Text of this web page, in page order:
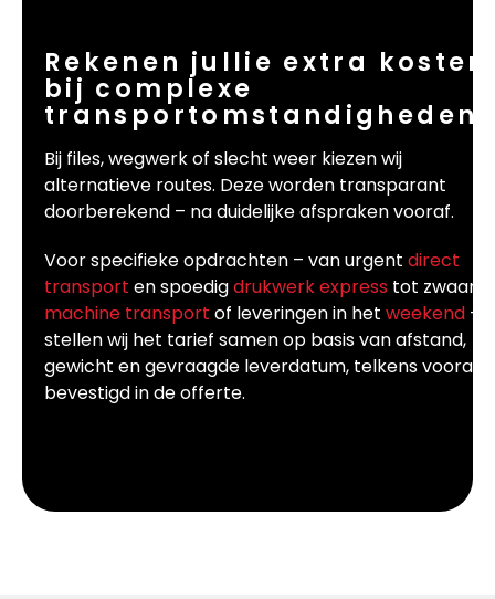
Rekenen jullie extra kosten
bij complexe
transportomstandigheden?
Bij files, wegwerk of slecht weer kiezen wij
alternatieve routes. Deze worden transparant
doorberekend – na duidelijke afspraken vooraf.
Voor specifieke opdrachten – van urgent direct
transport en spoedigdrukwerk express tot zwaar
machine transport of leveringen in het weekend –
stellen wij het tarief samen op basis van afstand,
gewicht en gevraagde leverdatum, telkens vooraf
bevestigd in de offerte.